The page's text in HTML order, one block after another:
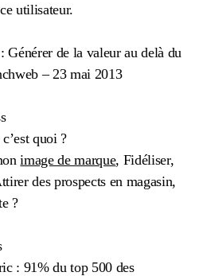
utilisateur.
de la valeur au delà du
– 23 mai 2013
quoi ?
image de marque, Fidéliser,
des prospects en magasin,
?
: 91% du top 500 des